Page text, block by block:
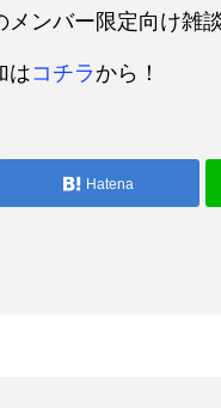
ンバー限定向け雑
はコチラから！
Hatena